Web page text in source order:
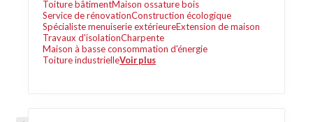
Toiture bâtimentMaison ossature bois
Service de rénovationConstruction écologique
Spécialiste menuiserie extérieureExtension de maison
Travaux d'isolationCharpente
Maison à basse consommation d'énergie
Toiture industrielleVoir plus